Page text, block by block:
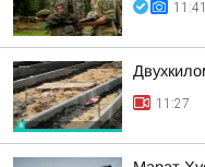
11:41
11:27